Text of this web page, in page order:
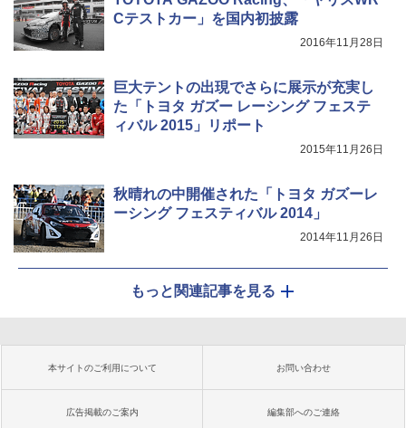
Cテストカー」を国内初披露
2016年11月28日
巨大テントの出現でさらに展示が充実し
た「トヨタ ガズー レーシング フェステ
ィバル 2015」リポート
2015年11月26日
秋晴れの中開催された「トヨタ ガズーレ
ーシング フェスティバル 2014」
2014年11月26日
もっと関連記事を見る
本サイトのご利用について お問い合わせ
広告掲載のご案内 編集部へのご連絡